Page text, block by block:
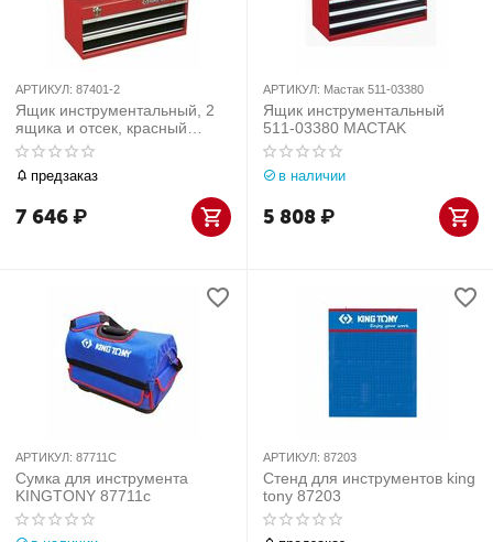
АРТИКУЛ: 87401-2
Ящик инструментальный, 2
ящика и отсек, красный
87401-2
предзаказ
7 646₽
АРТИКУЛ: Мастак 511-03380
Ящик инструментальный
511-03380 MACTAK
в наличии
5 808₽
АРТИКУЛ: 87711С
Сумка для инструмента
KINGTONY 87711с
АРТИКУЛ: 87203
Стенд для инструментов king
tony 87203